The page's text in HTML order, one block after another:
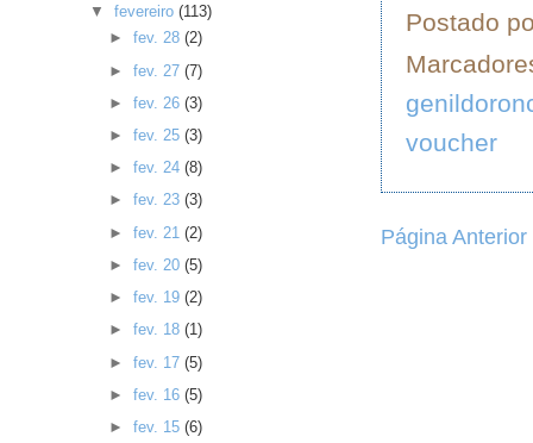
Postado
voucher
Página Anterior
▼fevereiro(113)
► fev. 28 (2)
► fev. 27 (7)
► fev. 26 (3)
► fev. 25 (3)
► fev. 24 (8)
► fev. 23 (3)
► fev. 21 (2)
► fev. 20 (5)
► fev. 19 (2)
► fev. 18 (1)
► fev. 17 (5)
► fev. 16 (5)
► fev. 15 (6)